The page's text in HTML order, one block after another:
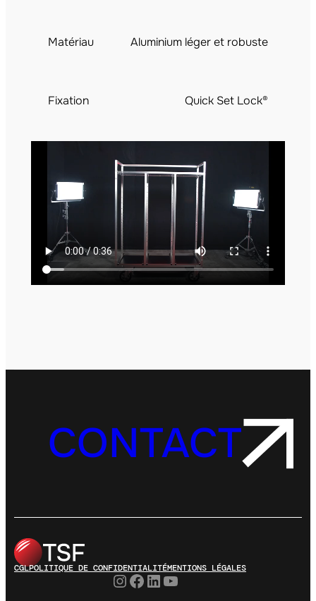
Matériau Aluminium léger et robuste
Fixation Quick Set Lock®
CONTACT
CGLPOLITIQUE DE CONFIDENTIALITÉMENTIONS LÉGALES
Instagram
Facebook
LinkedIn
YouTube